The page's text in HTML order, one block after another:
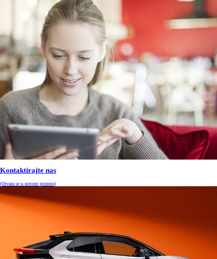
Kontaktirajte nas
(Otvara se u novom prozoru)